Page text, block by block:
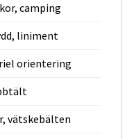
camping
liniment
orientering
vätskebälten